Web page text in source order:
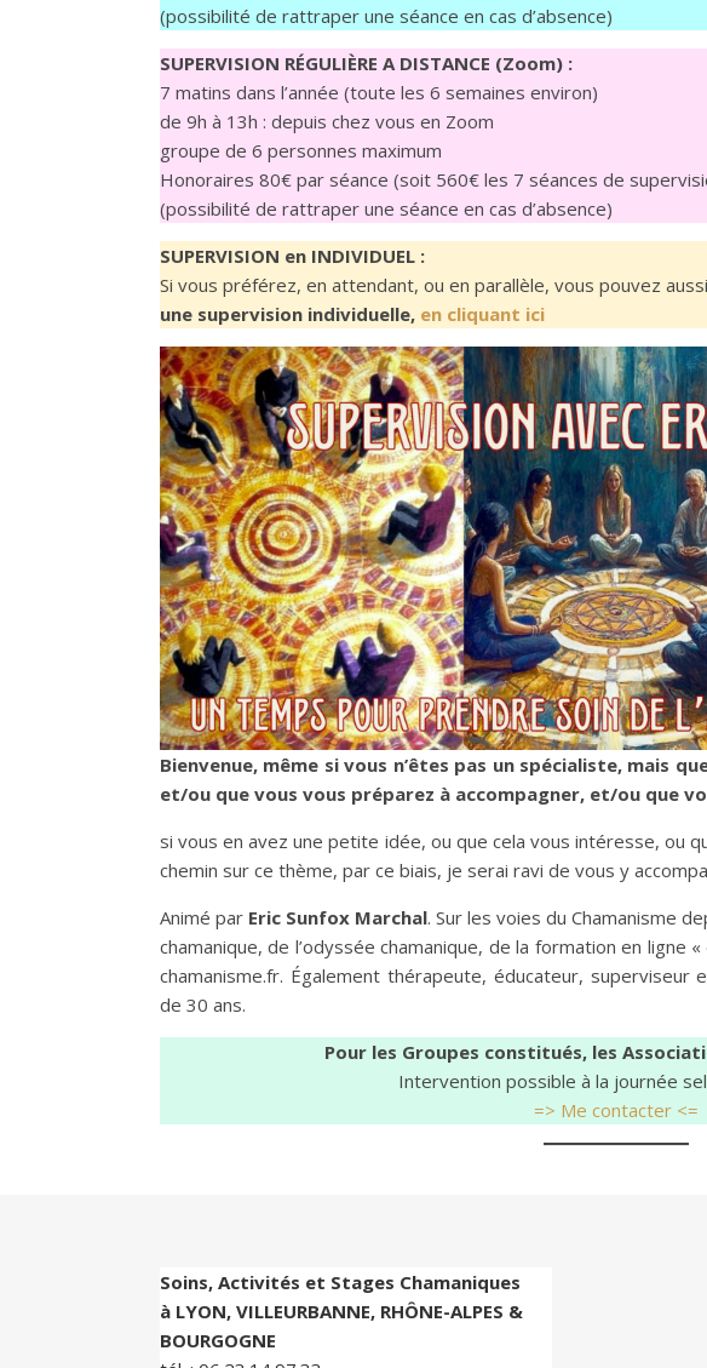
(possibilité de rattraper une séance en cas d’absence)
SUPERVISION RÉGULIÈRE A DISTANCE (Zoom) :
7 matins dans l’année (toute les 6 semaines environ)
de 9h à 13h : depuis chez vous en Zoom
groupe de 6 personnes maximum
Honoraires 80€ par séance (soit 560€ les 7 séances de
(possibilité de rattraper une séance en cas d’absence)
SUPERVISION en INDIVIDUEL :
Si vous préférez, en attendant, ou en parallèle, vous pouvez
une supervision individuelle, en cliquant ici
Bienvenue, même si vous n’êtes pas un spécialiste, mais
et/ou que vous vous préparez à accompagner, et/ou que
si vous en avez une petite idée, ou que cela vous intéresse, ou
chemin sur ce thème, par ce biais, je serai ravi de vous y
Animé par Eric Sunfox Marchal. Sur les voies du Chamanisme
chamanique, de l’odyssée chamanique, de la formation en ligne
chamanisme.fr. Également thérapeute, éducateur,
de 30 ans.
Pour les Groupes constitués, les
Intervention possible à la journée
=> Me contacter <=
Soins, Activités et Stages Chamaniques
à LYON, VILLEURBANNE, RHÔNE-ALPES &
BOURGOGNE